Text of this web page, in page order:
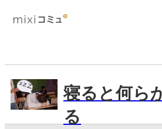
寝ると何ら
る